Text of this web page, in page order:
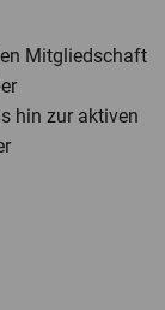
Mitgliedschaft
hin zur aktiven